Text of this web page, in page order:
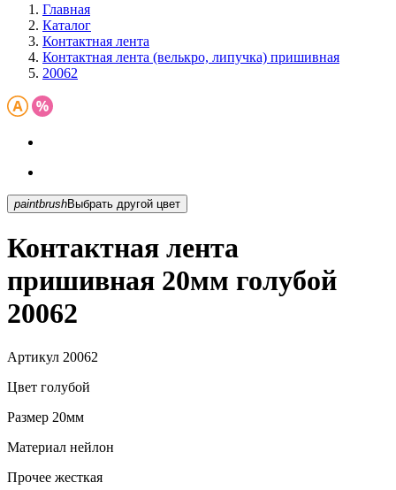
Главная
Каталог
Контактная лента
Контактная лента (велькро, липучка) пришивная
20062
paintbrush Выбрать другой цвет
Контактная лента
пришивная 20мм голубой
20062
Артикул 20062
Цвет голубой
Размер 20мм
Материал нейлон
Прочее жесткая